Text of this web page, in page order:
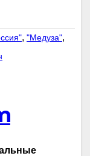
, "Медуза",